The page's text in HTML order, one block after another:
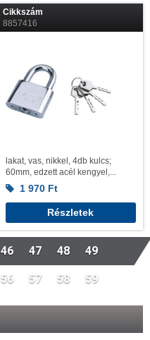
Cikkszám
8857416
lakat, vas, nikkel, 4db kulcs;
60mm, edzett acél kengyel,...
1 970 Ft
Részletek
46 47 48 49
56 57 58 59